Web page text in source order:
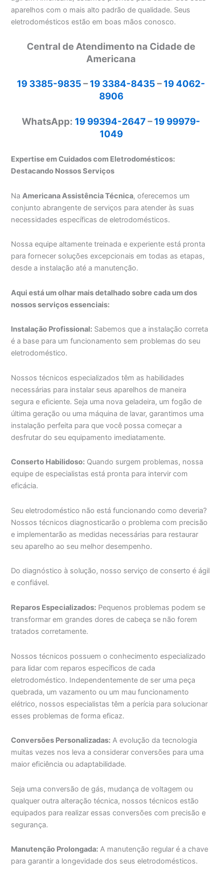
aparelhos com o mais alto padrão de qualidade. Seus
eletrodomésticos estão em boas mãos conosco.
Central de Atendimento na Cidade de
Americana
19 3385-9835 –19 3384-8435 –19 4062-
8906
WhatsApp: 19 99394-2647–19 99979-
1049
Expertise em Cuidados com Eletrodomésticos:
Destacando Nossos Serviços
NaAmericana Assistência Técnica, oferecemos um
conjunto abrangente de serviços para atender às suas
necessidades específicas de eletrodomésticos.
Nossa equipe altamente treinada e experiente está pronta
para fornecer soluções excepcionais em todas as etapas,
desde a instalação até a manutenção.
Aqui está um olhar mais detalhado sobre cada um dos
nossos serviços essenciais:
Instalação Profissional: Sabemos que a instalação correta
é a base para um funcionamento sem problemas do seu
eletrodoméstico.
Nossos técnicos especializados têm as habilidades
necessárias para instalar seus aparelhos de maneira
segura e eficiente. Seja uma nova geladeira, um fogão de
última geração ou uma máquina de lavar, garantimos uma
instalação perfeita para que você possa começar a
desfrutar do seu equipamento imediatamente.
Conserto Habilidoso: Quando surgem problemas, nossa
equipe de especialistas está pronta para intervir com
eficácia.
Seu eletrodoméstico não está funcionando como deveria?
Nossos técnicos diagnosticarão o problema com precisão
e implementarão as medidas necessárias para restaurar
seu aparelho ao seu melhor desempenho.
Do diagnóstico à solução, nosso serviço de conserto é ágil
e confiável.
Reparos Especializados: Pequenos problemas podem se
transformar em grandes dores de cabeça se não forem
tratados corretamente.
Nossos técnicos possuem o conhecimento especializado
para lidar com reparos específicos de cada
eletrodoméstico. Independentemente de ser uma peça
quebrada, um vazamento ou um mau funcionamento
elétrico, nossos especialistas têm a perícia para solucionar
esses problemas de forma eficaz.
Conversões Personalizadas: A evolução da tecnologia
muitas vezes nos leva a considerar conversões para uma
maior eficiência ou adaptabilidade.
Seja uma conversão de gás, mudança de voltagem ou
qualquer outra alteração técnica, nossos técnicos estão
equipados para realizar essas conversões com precisão e
segurança.
Manutenção Prolongada: A manutenção regular é a chave
para garantir a longevidade dos seus eletrodomésticos.